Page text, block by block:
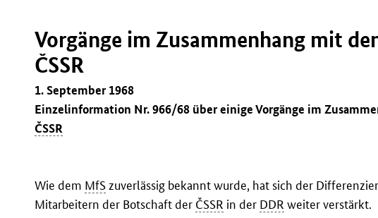
Vorgänge im Zusammenhang mit
ČSSR
1. September 1968
Einzelinformation Nr. 966/68 über einige Vorgänge im
ČSSR
Wie dem MfSzuverlässig bekannt wurde, hat sich der
Mitarbeitern der Botschaft der ČSSR in der DDR weiter verstärkt.